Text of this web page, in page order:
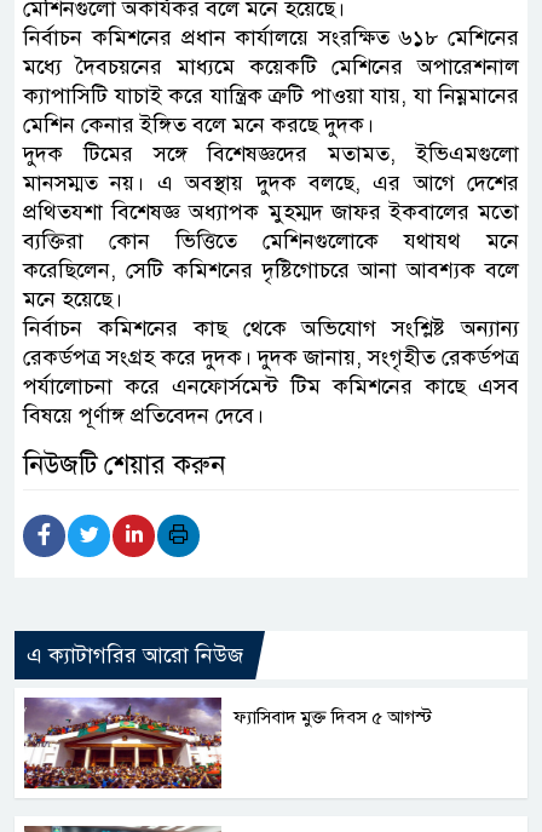
মেশিনগুলো অকার্যকর বলে মনে হয়েছে।
নির্বাচন কমিশনের প্রধান কার্যালয়ে সংরক্ষিত ৬১৮ মেশিনের
মধ্যে দৈবচয়নের মাধ্যমে কয়েকটি মেশিনের অপারেশনাল
ক্যাপাসিটি যাচাই করে যান্ত্রিক ত্রুটি পাওয়া যায়, যা নিম্নমানের
মেশিন কেনার ইঙ্গিত বলে মনে করছে দুদক।
দুদক টিমের সঙ্গে বিশেষজ্ঞদের মতামত, ইভিএমগুলো
মানসম্মত নয়। এ অবস্থায় দুদক বলছে, এর আগে দেশের
প্রথিতযশা বিশেষজ্ঞ অধ্যাপক মুহম্মদ জাফর ইকবালের মতো
ব্যক্তিরা কোন ভিত্তিতে মেশিনগুলোকে যথাযথ মনে
করেছিলেন, সেটি কমিশনের দৃষ্টিগোচরে আনা আবশ্যক বলে
মনে হয়েছে।
নির্বাচন কমিশনের কাছ থেকে অভিযোগ সংশ্লিষ্ট অন্যান্য
রেকর্ডপত্র সংগ্রহ করে দুদক। দুদক জানায়, সংগৃহীত রেকর্ডপত্র
পর্যালোচনা করে এনফোর্সমেন্ট টিম কমিশনের কাছে এসব
বিষয়ে পূর্ণাঙ্গ প্রতিবেদন দেবে।
নিউজটি শেয়ার করুন
এ ক্যাটাগরির আরো নিউজ
ফ্যাসিবাদ মুক্ত দিবস ৫ আগস্ট